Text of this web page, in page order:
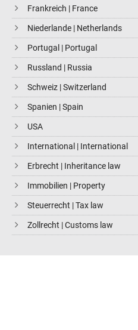
Frankreich | France
Niederlande | Netherlands
Portugal | Portugal
Russland | Russia
Schweiz | Switzerland
Spanien | Spain
USA
International | International
Erbrecht | Inheritance law
Immobilien | Property
Steuerrecht | Tax law
Zollrecht | Customs law